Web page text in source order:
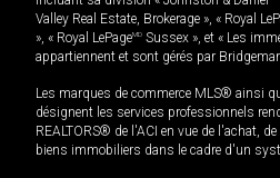
Valley Real Estate, Brokerage », « Royal
», « Royal LePageMD Sussex », et « Les
appartiennent et sont gérés par
Les marques de commerce MLS® ainsi
désignent les services professionnels
REALTORS® de l'ACI en vue de l'achat,
biens immobiliers dans le cadre d'un